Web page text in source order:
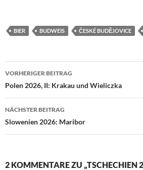
BIER BUDWEIS ČESKÉ BUDĚJOVICE
Beitragsnavigation
VORHERIGER BEITRAG
Polen 2026, II: Krakau und Wieliczka
NÄCHSTER BEITRAG
Slowenien 2026: Maribor
2 KOMMENTARE ZU „TSCHECHIEN